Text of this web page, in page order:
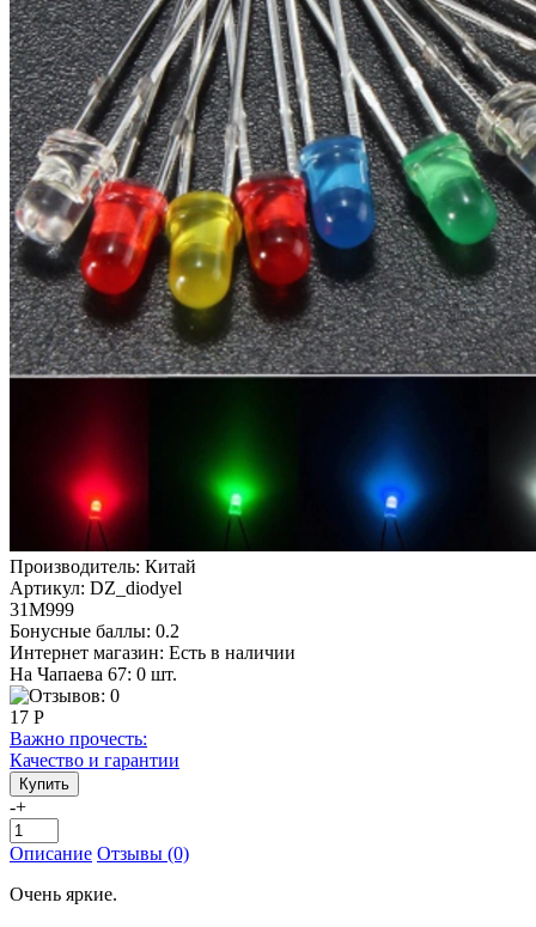
Производитель: Китай
Артикул: DZ_diodyel
31М999
Бонусные баллы: 0.2
Интернет магазин: Есть в наличии
На Чапаева 67: 0 шт.
17 Р
Важно прочесть:
Качество и гарантии
-+
Описание Отзывы (0)
Очень яркие.